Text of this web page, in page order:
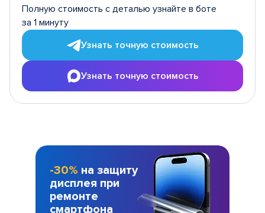
Полную стоимость с деталью узнайте в боте
за 1 минуту
Узнать точную стоимость
Узнать точную стоимость
-30% на защиту
дисплея при
ремонте
смартфона